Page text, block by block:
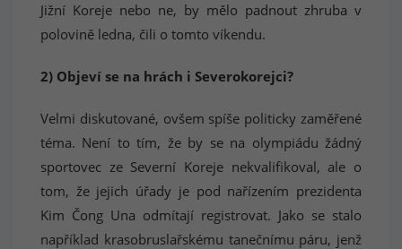
Jižní Koreje nebo ne, by mělo padnout zhruba v
polovině ledna, čili o tomto víkendu.
2) Objeví se na hrách i Severokorejci?
Velmi diskutované, ovšem spíše politicky zaměřené
téma. Není to tím, že by se na olympiádu žádný
sportovec ze Severní Koreje nekvalifikoval, ale o
tom, že jejich úřady je pod nařízením prezidenta
Kim Čong Una odmítají registrovat. Jako se stalo
například krasobruslařskému tanečnímu páru, jenž